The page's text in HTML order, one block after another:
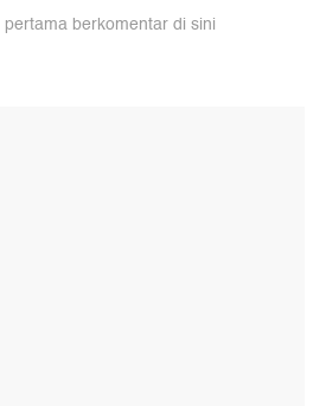
berkomentar di sini